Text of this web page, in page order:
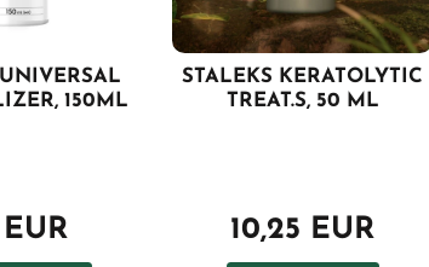
150ML
EUR
STALEKS KERATOLYTIC
TREAT.S, 50 ML
10,25 EUR